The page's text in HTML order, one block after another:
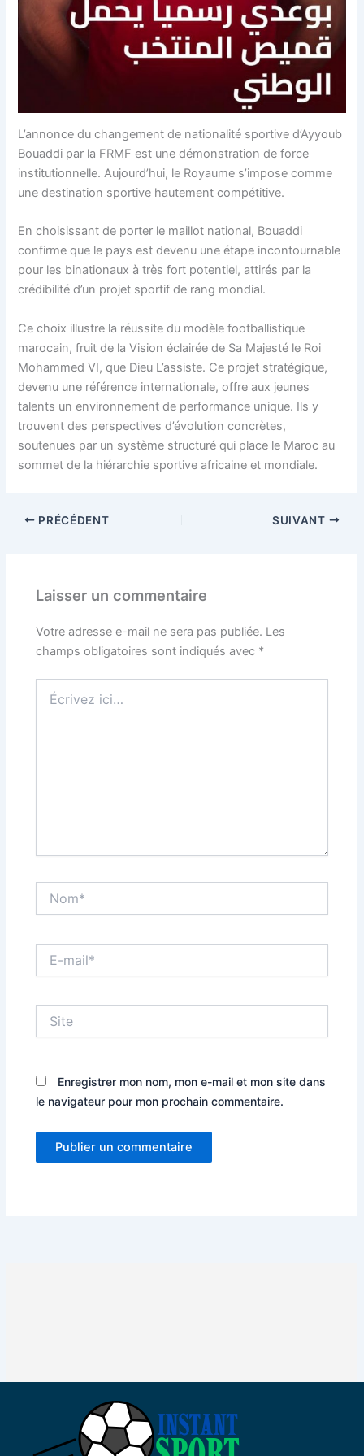
L’annonce du changement de nationalité sportive d’Ayyoub
Bouaddi par la FRMF est une démonstration de force
institutionnelle. Aujourd’hui, le Royaume s’impose comme
une destination sportive hautement compétitive.
En choisissant de porter le maillot national, Bouaddi
confirme que le pays est devenu une étape incontournable
pour les binationaux à très fort potentiel, attirés par la
crédibilité d’un projet sportif de rang mondial.
Ce choix illustre la réussite du modèle footballistique
marocain, fruit de la Vision éclairée de Sa Majesté le Roi
Mohammed VI, que Dieu L’assiste. Ce projet stratégique,
devenu une référence internationale, offre aux jeunes
talents un environnement de performance unique. Ils y
trouvent des perspectives d’évolution concrètes,
soutenues par un système structuré qui place le Maroc au
sommet de la hiérarchie sportive africaine et mondiale.
PRÉCÉDENT SUIVANT
Laisser un commentaire
Votre adresse e-mail ne sera pas publiée. Les
champs obligatoires sont indiqués avec *
ici…
mail*
Enregistrer mon nom, mon e-mail et mon site dans
le navigateur pour mon prochain commentaire.